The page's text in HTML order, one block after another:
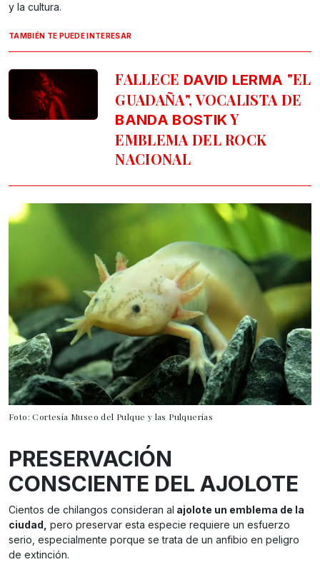
y la cultura.
TAMBIÉN TE PUEDE INTERESAR
FALLECE DAVID LERMA "EL
GUADAÑA", VOCALISTA DE
BANDA BOSTIKY
EMBLEMA DEL ROCK
NACIONAL
Foto: Cortesía Museo del Pulque y las Pulquerías
PRESERVACIÓN
CONSCIENTE DEL AJOLOTE
Cientos de chilangos consideran al ajolote un emblema de la
ciudad, pero preservar esta especie requiere un esfuerzo
serio, especialmente porque se trata de un anfibio en peligro
de extinción.